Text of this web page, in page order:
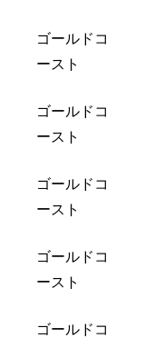
ゴールドコ
ースト
ゴールドコ
ースト
ゴールドコ
ースト
ゴールドコ
ースト
ゴールドコ